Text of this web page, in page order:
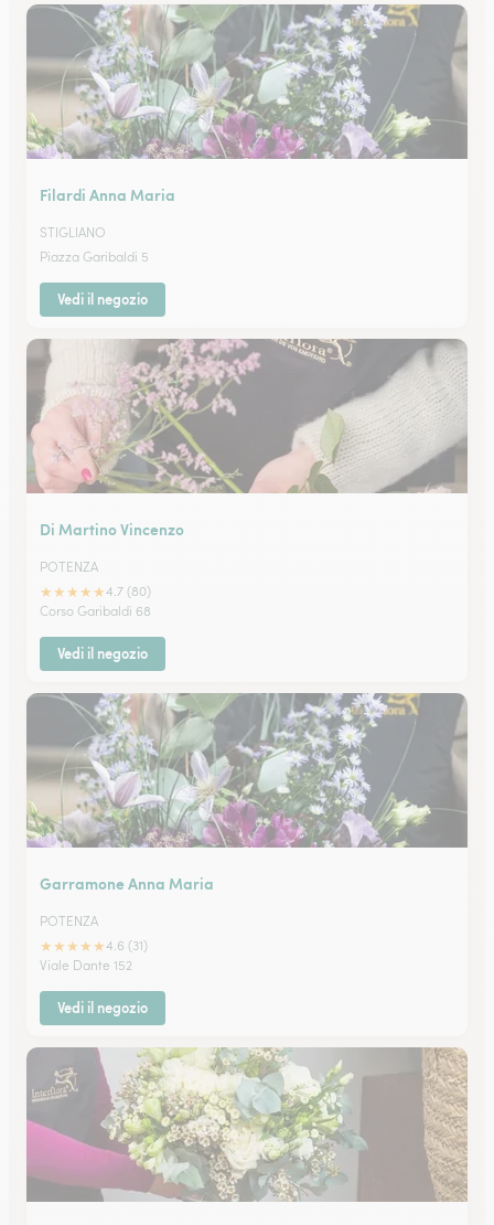
Filardi Anna Maria
STIGLIANO
Piazza Garibaldi 5
Vedi il negozio
Di Martino Vincenzo
POTENZA
★★★★★4.7 (80)
Corso Garibaldi 68
Vedi il negozio
Garramone Anna Maria
POTENZA
★★★★★4.6 (31)
Viale Dante 152
Vedi il negozio